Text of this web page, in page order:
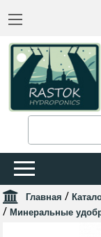
Главная /
/ Минеральные